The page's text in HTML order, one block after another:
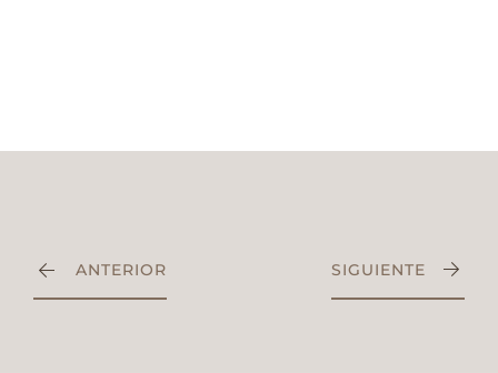
ANTERIOR SIGUIENTE